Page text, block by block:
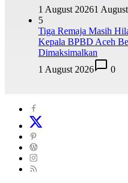
1 August 20261
5
Tiga Remaja Masih
Kepala BPBD Aceh
Dimaksimalkan
1 August 2026
0